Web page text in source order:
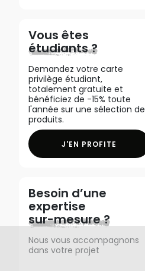
Vous êtes
étudiants ?
Demandez votre carte
privilège étudiant,
totalement gratuite et
bénéficiez de -15% toute
l'année sur une sélection de
produits.
J'EN PROFITE
Besoin d’une
expertise
sur-mesure ?
Nous vous accompagnons
dans votre projet